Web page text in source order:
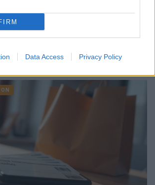
Data Access Privacy Policy
meno